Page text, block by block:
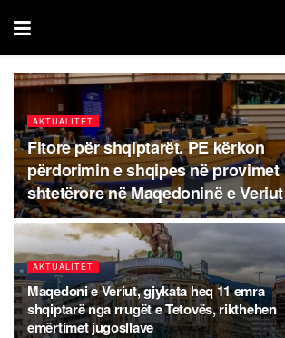
AKTUALITET
Fitore për shqiptarët. PE kërkon
përdorimin e shqipes në provimet
shtetërore në Maqedoninë e Veriut
AKTUALITET
Maqedoni e Veriut, gjykata heq 11 emra
shqiptarë nga rrugët e Tetovës, rikthehen
emërtimet jugosllave